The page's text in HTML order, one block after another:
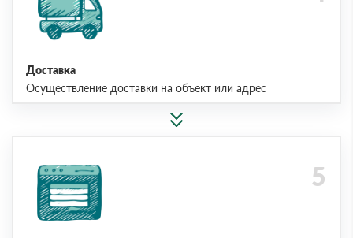
Доставка
Осуществление доставки на объект или адрес